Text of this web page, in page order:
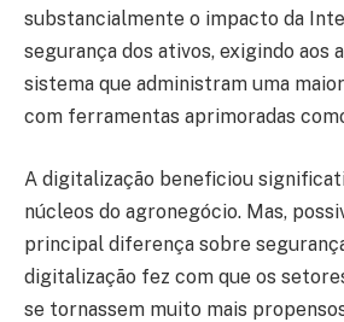
substancialmente o impacto da
segurança dos ativos, exigindo aos
sistema que administram uma
com ferramentas aprimoradas
A digitalização beneficiou
núcleos do agronegócio. Mas,
principal diferença sobre
digitalização fez com que os
se tornassem muito mais